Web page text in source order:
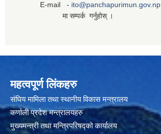
E-mail - ito@panchapurimun.gov.np
मा सम्पर्क गर्नुहोस् ।
महत्वपूर्ण लिंकहरु
संघिय मामिला तथा स्थानीय विकास मन्त्रालय
कर्णाली प्रदेश मन्त्रालयहरु
मुख्यमन्त्री तथा मन्त्रिपरिषद्को कार्यालय